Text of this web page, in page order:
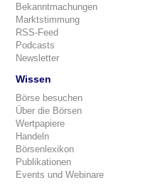
Bekanntmachungen
Marktstimmung
RSS-Feed
Podcasts
Newsletter
Wissen
Börse besuchen
Über die Börsen
Wertpapiere
Handeln
Börsenlexikon
Publikationen
Events und Webinare